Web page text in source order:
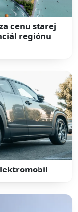
cenu starej
regiónu